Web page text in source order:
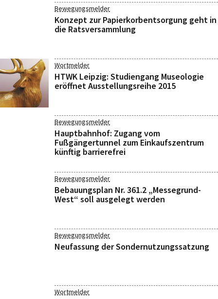
Bewegungsmelder
Konzept zur Papierkorbentsorgung geht in
die Ratsversammlung
Wortmelder
HTWK Leipzig: Studiengang Museologie
eröffnet Ausstellungsreihe 2015
Bewegungsmelder
Hauptbahnhof: Zugang vom
Fußgängertunnel zum Einkaufszentrum
künftig barrierefrei
Bewegungsmelder
Bebauungsplan Nr. 361.2 „Messegrund-
West“ soll ausgelegt werden
Bewegungsmelder
Neufassung der Sondernutzungssatzung
Wortmelder